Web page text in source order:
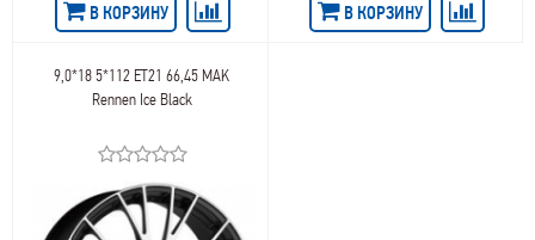
В КОРЗИНУ В КОРЗИНУ
9,0*18 5*112 ET21 66,45 MAK
Rennen Ice Black